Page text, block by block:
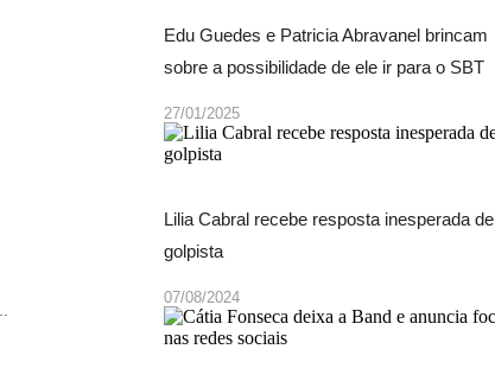
Edu Guedes e Patricia Abravanel brincam
sobre a possibilidade de ele ir para o SBT
27/01/2025
Lilia Cabral recebe resposta inesperada de
golpista
07/08/2024